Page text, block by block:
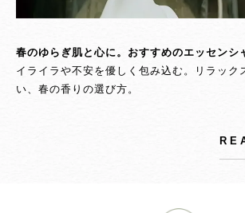
春のゆらぎ肌と心に。おすすめのエッセンシ
イライラや不安を優しく包み込む。リラック
い、春の香りの選び方。
R E